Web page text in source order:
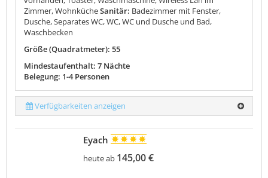
Zimmer, WohnkücheSanitär: Badezimmer mit Fenster,
Dusche, Separates WC, WC, WC und Dusche und Bad,
Waschbecken
Größe (Quadratmeter): 55
Mindestaufenthalt: 7 Nächte
Belegung: 1-4 Personen
Verfügbarkeiten anzeigen
Eyach
heute ab 145,00 €